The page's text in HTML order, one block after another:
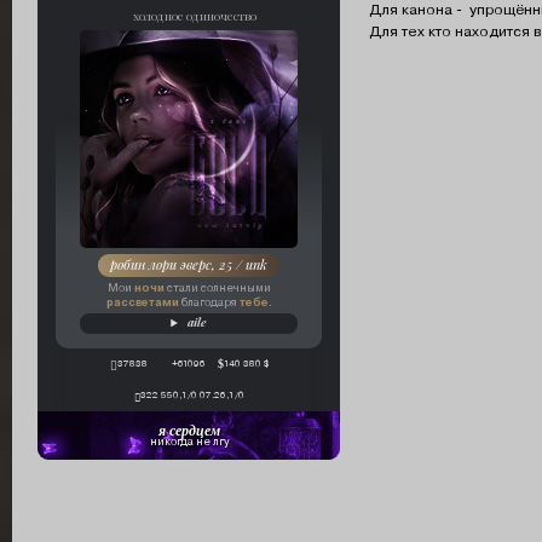
холодное одиночество
робин лори эверс, 25 / unk
Мои ночи стали солнечными
рассветами благодаря тебе .
aile
37838 +61096 140 380 $
322 550,1/0 07.26,1/0
я сердцем
никогда не лгу
Для канона -
Для тех кто